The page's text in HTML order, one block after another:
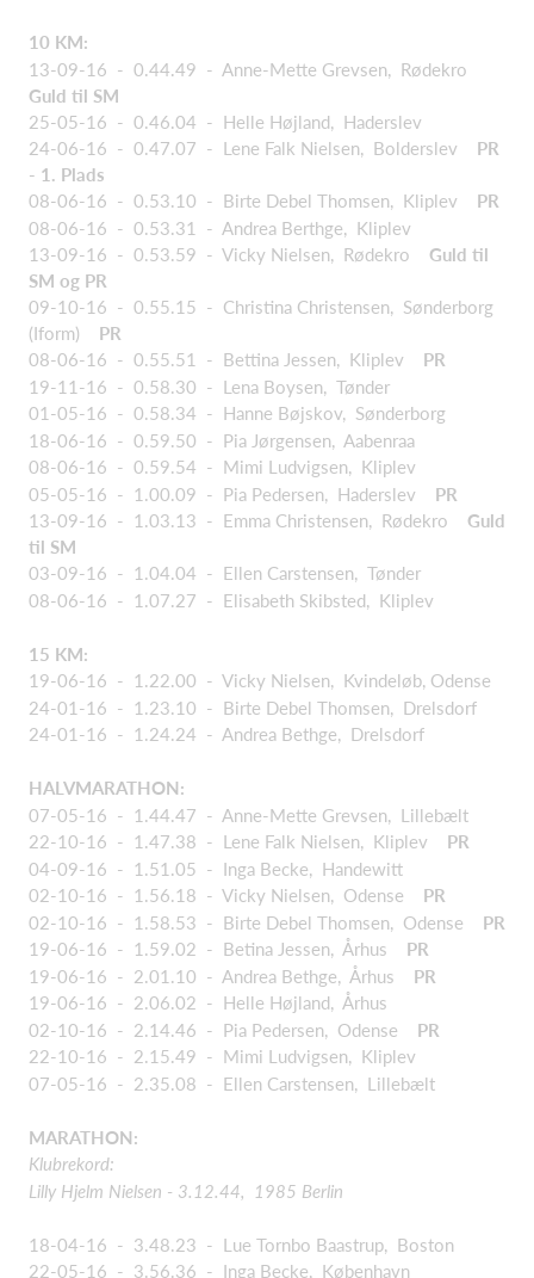
10 KM:
13-09-16 - 0.44.49 - Anne-Mette Grevsen, Rødekro
Guld til SM
25-05-16 - 0.46.04 - Helle Højland, Haderslev
24-06-16 - 0.47.07 - Lene Falk Nielsen, Bolderslev PR
- 1. Plads
08-06-16 - 0.53.10 - Birte Debel Thomsen, Kliplev PR
08-06-16 - 0.53.31 - Andrea Berthge, Kliplev
13-09-16 - 0.53.59 - Vicky Nielsen, Rødekro
Guld til
SM og PR
09-10-16 - 0.55.15 - Christina Christensen, Sønderborg
(Iform) PR
08-06-16 - 0.55.51 - Bettina Jessen, Kliplev PR
19-11-16 - 0.58.30 - Lena Boysen, Tønder
01-05-16 - 0.58.34 - Hanne Bøjskov, Sønderborg
18-06-16 - 0.59.50 - Pia Jørgensen, Aabenraa
08-06-16 - 0.59.54 - Mimi Ludvigsen, Kliplev
05-05-16 - 1.00.09 - Pia Pedersen, Haderslev PR
13-09-16 - 1.03.13 - Emma Christensen, Rødekro Guld
til SM
03-09-16 - 1.04.04 - Ellen Carstensen, Tønder
08-06-16 - 1.07.27 - Elisabeth Skibsted, Kliplev
15 KM:
19-06-16 - 1.22.00 - Vicky Nielsen, Kvindeløb, Odense
24-01-16 - 1.23.10 - Birte Debel Thomsen, Drelsdorf
24-01-16 - 1.24.24 - Andrea Bethge, Drelsdorf
HALVMARATHON:
07-05-16 - 1.44.47 - Anne-Mette Grevsen, Lillebælt
22-10-16 - 1.47.38 - Lene Falk Nielsen, Kliplev PR
04-09-16 - 1.51.05 - Inga Becke, Handewitt
02-10-16 - 1.56.18 - Vicky Nielsen, Odense PR
02-10-16 - 1.58.53 - Birte Debel Thomsen, Odense PR
19-06-16 - 1.59.02 - Betina Jessen, Århus PR
19-06-16 - 2.01.10 - Andrea Bethge, Århus PR
19-06-16 - 2.06.02 - Helle Højland, Århus
02-10-16 - 2.14.46 - Pia Pedersen, Odense PR
22-10-16 - 2.15.49 - Mimi Ludvigsen, Kliplev
07-05-16 - 2.35.08 - Ellen Carstensen, Lillebælt
MARATHON:
Klubrekord:
Lilly Hjelm Nielsen - 3.12.44, 1985 Berlin
18-04-16 - 3.48.23 - Lue Tornbo Baastrup, Boston
22-05-16 - 3.56.36 - Inga Becke, København